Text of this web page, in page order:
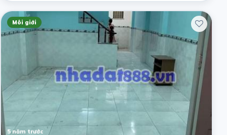
Môi giới
5 năm trước